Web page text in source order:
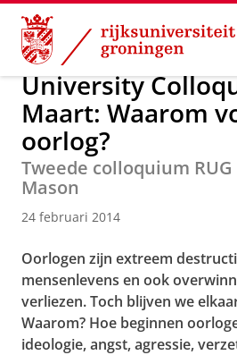
Skip
Content
Skip
Navigation
Over ons Actueel Nieuws
University
Maart: Waarom
oorlog?
Tweede colloquium
Mason
24 februari 2014
Oorlogen zijn extreem
mensenlevens en ook
verliezen. Toch blijven we
Waarom? Hoe beginnen
ideologie, angst, agressie,